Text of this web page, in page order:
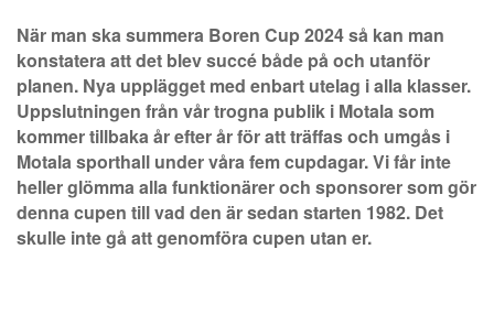
När man ska summera Boren Cup 2024 så kan man
konstatera att det blev succé både på och utanför
planen. Nya upplägget med enbart utelag i alla klasser.
Uppslutningen från vår trogna publik i Motala som
kommer tillbaka år efter år för att träffas och umgås i
Motala sporthall under våra fem cupdagar. Vi får inte
heller glömma alla funktionärer och sponsorer som gör
denna cupen till vad den är sedan starten 1982. Det
skulle inte gå att genomföra cupen utan er.